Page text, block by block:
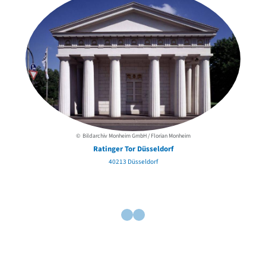
© Bildarchiv Monheim GmbH / Florian Monheim
Ratinger Tor Düsseldorf
40213 Düsseldorf